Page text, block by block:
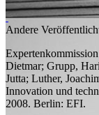
Andere
Dietmar; Grupp,
Jutta; Luther,
Innovation und
2008. Berlin: EFI.